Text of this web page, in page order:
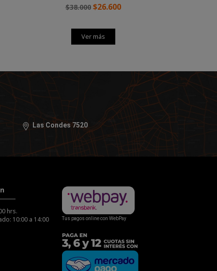
$38.000 $26.600
Ver más
Las Condes 7520
hrs.
10:00 a 14:00
Tus pagos online con WebPay